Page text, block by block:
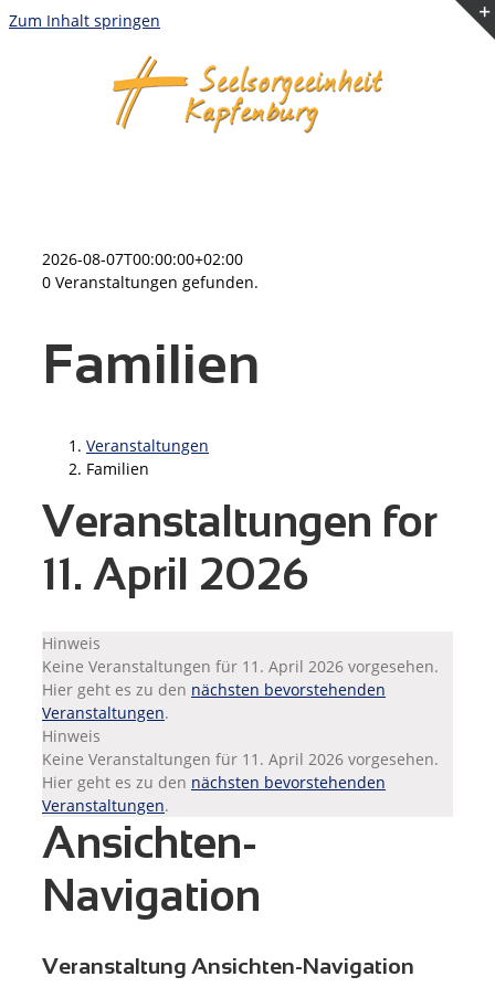
Zum Inhalt springen
2026-08-07T00:00:00+02:00
0 Veranstaltungen gefunden.
Familien
Veranstaltungen
Familien
Veranstaltungen for
11. April 2026
Hinweis
Keine Veranstaltungen für 11. April 2026 vorgesehen.
Hier geht es zu den nächsten bevorstehenden
Veranstaltungen.
Hinweis
Keine Veranstaltungen für 11. April 2026 vorgesehen.
Hier geht es zu den nächsten bevorstehenden
Veranstaltungen.
Ansichten-
Navigation
Veranstaltung Ansichten-Navigation